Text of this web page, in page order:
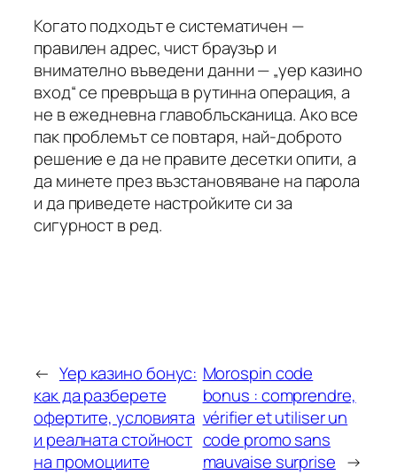
Когато подходът е систематичен —
правилен адрес, чист браузър и
внимателно въведени данни — „yep казино
вход“ се превръща в рутинна операция, а
не в ежедневна главоблъсканица. Ако все
пак проблемът се повтаря, най-доброто
решение е да не правите десетки опити, а
да минете през възстановяване на парола
и да приведете настройките си за
сигурност в ред.
← Yep казино бонус:
как да разберете
офертите, условията
и реалната стойност
на промоциите
Morospin code
bonus : comprendre,
vérifier et utiliser un
code promo sans
mauvaise surprise →